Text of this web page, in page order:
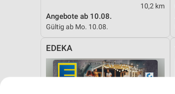
10,2 km
Angebote ab 10.08.
Gültig ab Mo. 10.08.
EDEKA